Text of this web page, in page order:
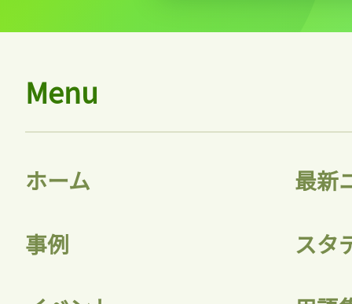
Menu
ホーム 最新
事例 スタ